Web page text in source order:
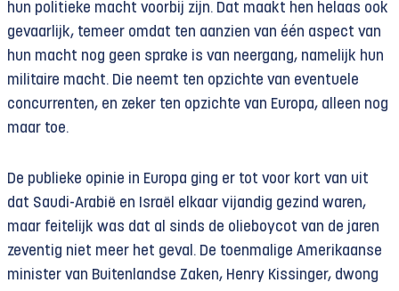
hun politieke macht voorbij zijn. Dat maakt hen helaas ook
gevaarlijk, temeer omdat ten aanzien van één aspect van
hun macht nog geen sprake is van neergang, namelijk hun
militaire macht. Die neemt ten opzichte van eventuele
concurrenten, en zeker ten opzichte van Europa, alleen nog
maar toe.
De publieke opinie in Europa ging er tot voor kort van uit
dat Saudi-Arabië en Israël elkaar vijandig gezind waren,
maar feitelijk was dat al sinds de olieboycot van de jaren
zeventig niet meer het geval. De toenmalige Amerikaanse
minister van Buitenlandse Zaken, Henry Kissinger, dwong